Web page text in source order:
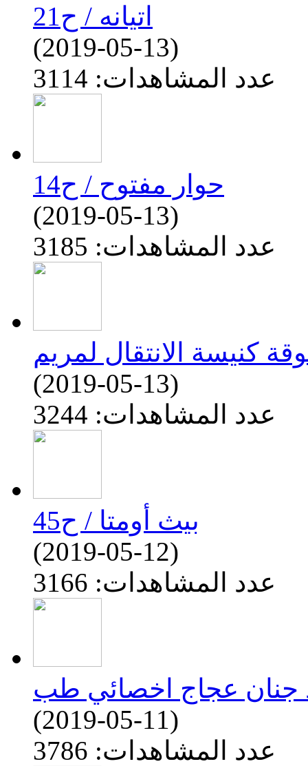
اتيانه / ح21
(2019-05-13)
عدد المشاهدات: 3114
حوار مفتوح / ح14
(2019-05-13)
عدد المشاهدات: 3185
(2019-05-13)
عدد المشاهدات: 3244
بيث أومتا / ح45
(2019-05-12)
عدد المشاهدات: 3166
(2019-05-11)
عدد المشاهدات: 3786